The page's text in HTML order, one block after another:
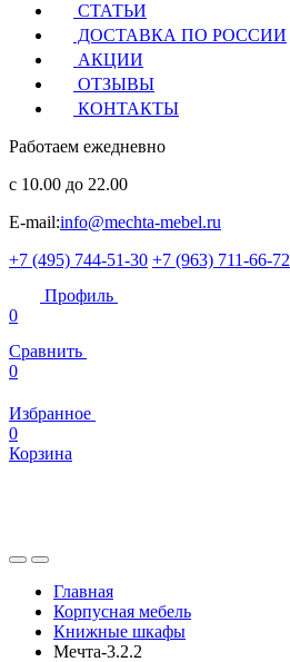
СТАТЬИ
ДОСТАВКА ПО РОССИИ
АКЦИИ
ОТЗЫВЫ
КОНТАКТЫ
Работаем ежедневно
с 10.00 до 22.00
E-mail:info@mechta-mebel.ru
+7 (495) 744-51-30 +7 (963) 711-66-72
Профиль
0
Сравнить
0
Избранное
0
Корзина
Главная
Корпусная мебель
Книжные шкафы
Мечта-3.2.2